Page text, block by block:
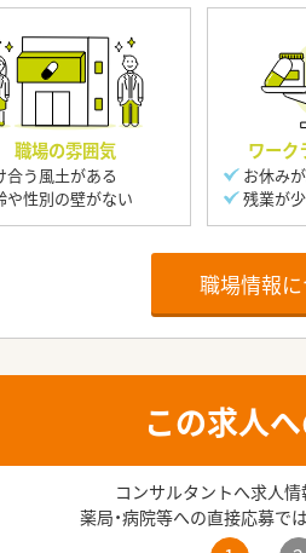
職場の雰囲気
合う風土がある
や性別の壁がない
ワーク
お休み
残業が
職場情報
この求人
コンサルタントへ求人
薬局・病院等への直接応募で